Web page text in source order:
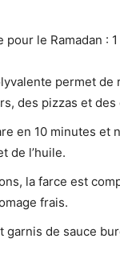
pour le Ramadan :
permet de
des pizzas et des
en 10 minutes et
de l’huile.
la farce est
frais.
garnis de sauce